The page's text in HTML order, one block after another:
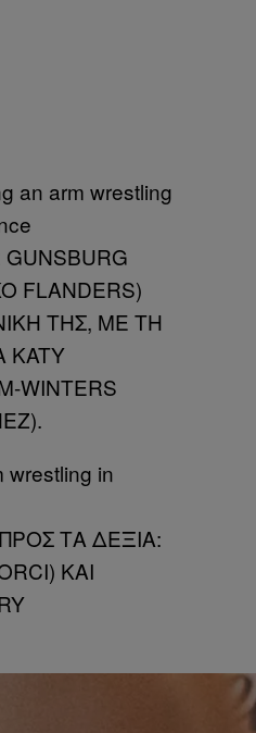
FLANDERS)
ΤΗΣ, ΜΕ ΤΗ
KATY
WINTERS
ΤΑ ΔΕΞΙΑ:
ΚΑΙ